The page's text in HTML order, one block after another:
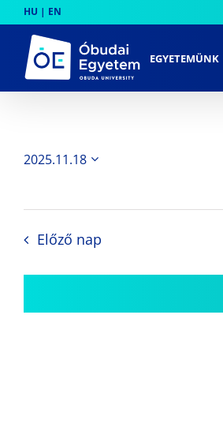
to
content
HU | EN
EGYETEMÜNK
2025.11.18
Előző nap